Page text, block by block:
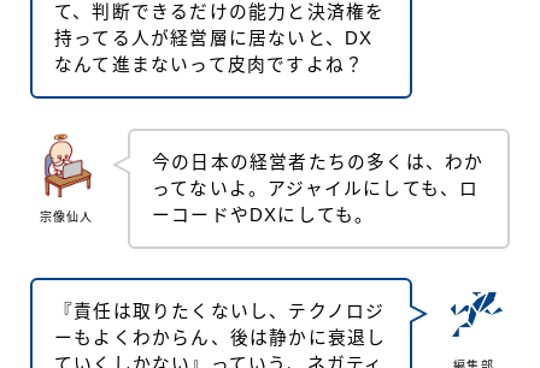
て、判断できるだけの能力と決済権を
持ってる人が経営層に居ないと、DX
なんて進まないって皮肉ですよね？
宗像仙人
今の日本の経営者たちの多くは、わか
ってないよ。アジャイルにしても、ロ
ーコードやDXにしても。
『責任は取りたくないし、テクノロジ
ーもよくわからん、後は静かに衰退し